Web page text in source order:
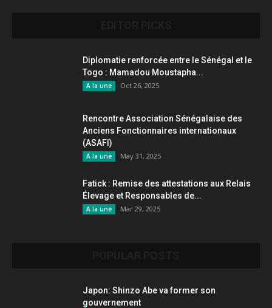
Diplomatie renforcée entre le Sénégal et le
Togo : Mamadou Moustapha...
A la une Oct 26, 2025
Rencontre Association Sénégalaise des
Anciens Fonctionnaires internationaux
(ASAFI)
A la une May 31, 2025
Fatick : Remise des attestations aux Relais
Élevage et Responsables de...
A la une Mar 29, 2025
Japon: Shinzo Abe va former son
gouvernement